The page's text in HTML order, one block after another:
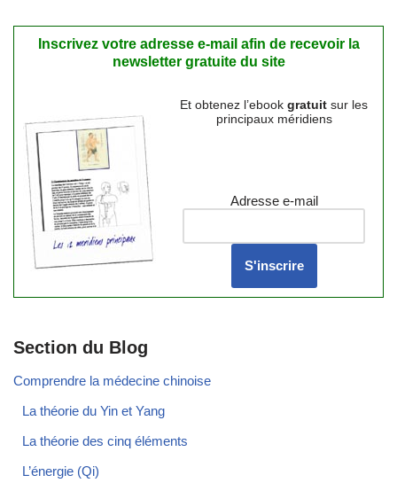
Inscrivez votre adresse e-mail afin de recevoir la
newsletter gratuite du site
Et obtenez l’ebook gratuit sur les
principaux méridiens
Adresse e-mail
Section du Blog
Comprendre la médecine chinoise
La théorie du Yin et Yang
La théorie des cinq éléments
L’énergie (Qi)